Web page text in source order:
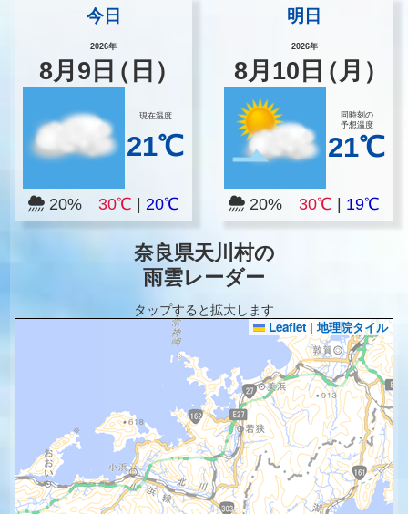
今日
2026年
8月 9 日（日）
現在温度
21℃
20% 30℃ 20℃
明日
2026年
8月 10 日（月）
同時刻の
予想温度
21℃
20%30℃ 19℃
奈良県天川村の
雨雲レーダー
タップすると拡大します
Leaflet | 地理院タイル